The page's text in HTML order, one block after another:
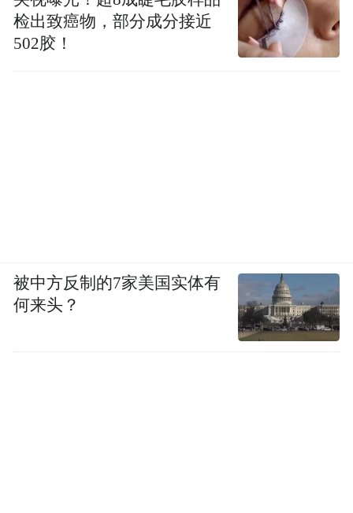
检出致癌物，部分成分接近
502胶！
被中方反制的7家美国实体有
何来头？